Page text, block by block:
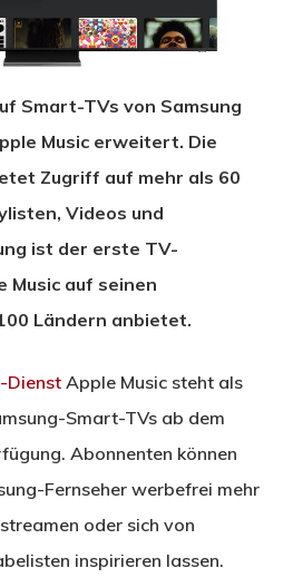
Smart-TVs von Samsung
Music erweitert. Die
Zugriff auf mehr als 60
Videos und
ist der erste TV-
Music auf seinen
Ländern anbietet.
DienstApple Music steht als
Smart-TVs ab dem
Abonnenten können
Fernseher werbefrei mehr
oder sich von
inspirieren lassen.